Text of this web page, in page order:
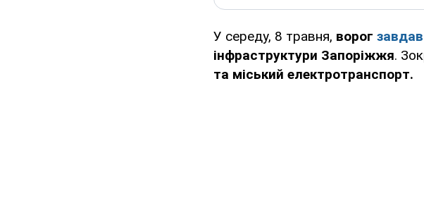
У середу, 8 травня, ворог
інфраструктури Запоріжжя.
та міський електротранспорт.